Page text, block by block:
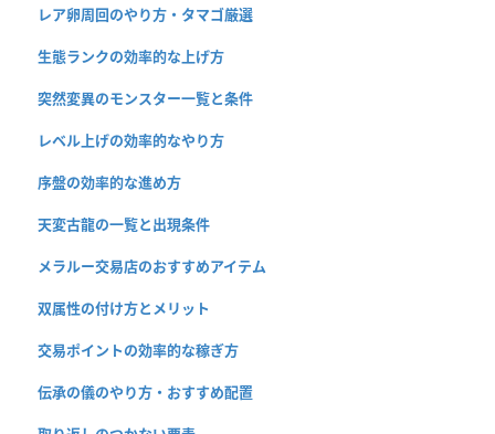
レア卵周回のやり方・タマゴ厳選
生態ランクの効率的な上げ方
突然変異のモンスター一覧と条件
レベル上げの効率的なやり方
序盤の効率的な進め方
天変古龍の一覧と出現条件
メラルー交易店のおすすめアイテム
双属性の付け方とメリット
交易ポイントの効率的な稼ぎ方
伝承の儀のやり方・おすすめ配置